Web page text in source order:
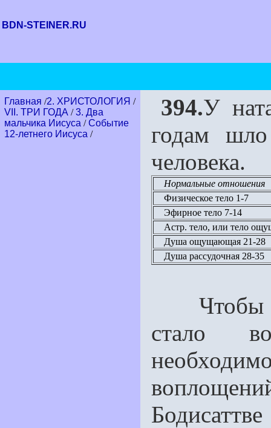
BDN-STEINER.RU
Главная /2. ХРИСТОЛОГИЯ /
VII. ТРИ ГОДА /3. Два
мальчика Иисуса /Событие
12-летнего Иисуса /
394.У
годам
человека.
Нормальные отношения
Физическое тело 1-7
Эфирное тело 7-14
Астр. тело, или тело
Душа ощущающая 21-28
Душа рассудочная 28-35
Чтобы
стало